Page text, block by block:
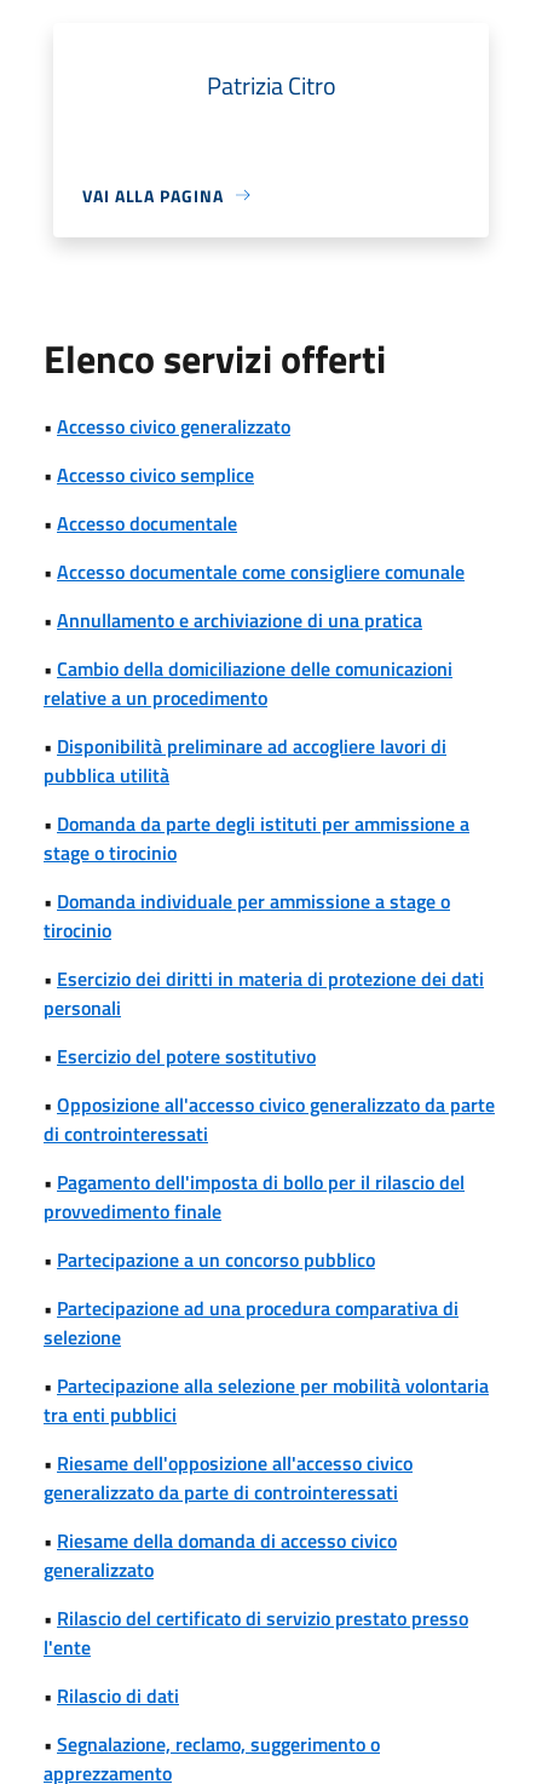
Patrizia Citro
VAI ALLA PAGINA
Elenco servizi offerti
• Accesso civico generalizzato
• Accesso civico semplice
• Accesso documentale
• Accesso documentale come consigliere comunale
• Annullamento e archiviazione di una pratica
• Cambio della domiciliazione delle comunicazioni
relative a un procedimento
• Disponibilità preliminare ad accogliere lavori di
pubblica utilità
• Domanda da parte degli istituti per ammissione a
stage o tirocinio
• Domanda individuale per ammissione a stage o
tirocinio
• Esercizio dei diritti in materia di protezione dei dati
personali
• Esercizio del potere sostitutivo
• Opposizione all'accesso civico generalizzato da parte
di controinteressati
• Pagamento dell'imposta di bollo per il rilascio del
provvedimento finale
• Partecipazione a un concorso pubblico
• Partecipazione ad una procedura comparativa di
selezione
• Partecipazione alla selezione per mobilità volontaria
tra enti pubblici
• Riesame dell'opposizione all'accesso civico
generalizzato da parte di controinteressati
• Riesame della domanda di accesso civico
generalizzato
• Rilascio del certificato di servizio prestato presso
l'ente
• Rilascio di dati
• Segnalazione, reclamo, suggerimento o
apprezzamento